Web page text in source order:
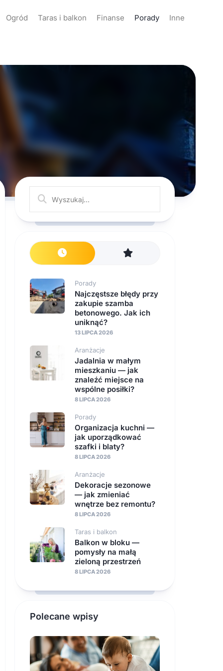
Ogród Taras i balkon Finanse Porady Inne
Porady
Najczęstsze błędy przy
zakupie szamba
betonowego. Jak ich
uniknąć?
13 LIPCA 2026
Aranżacje
Jadalnia w małym
mieszkaniu — jak
znaleźć miejsce na
wspólne posiłki?
8 LIPCA 2026
Porady
Organizacja kuchni —
jak uporządkować
szafki i blaty?
8 LIPCA 2026
Aranżacje
Dekoracje sezonowe
— jak zmieniać
wnętrze bez remontu?
8 LIPCA 2026
Taras i balkon
Balkon w bloku —
pomysły na małą
zieloną przestrzeń
8 LIPCA 2026
Polecane wpisy